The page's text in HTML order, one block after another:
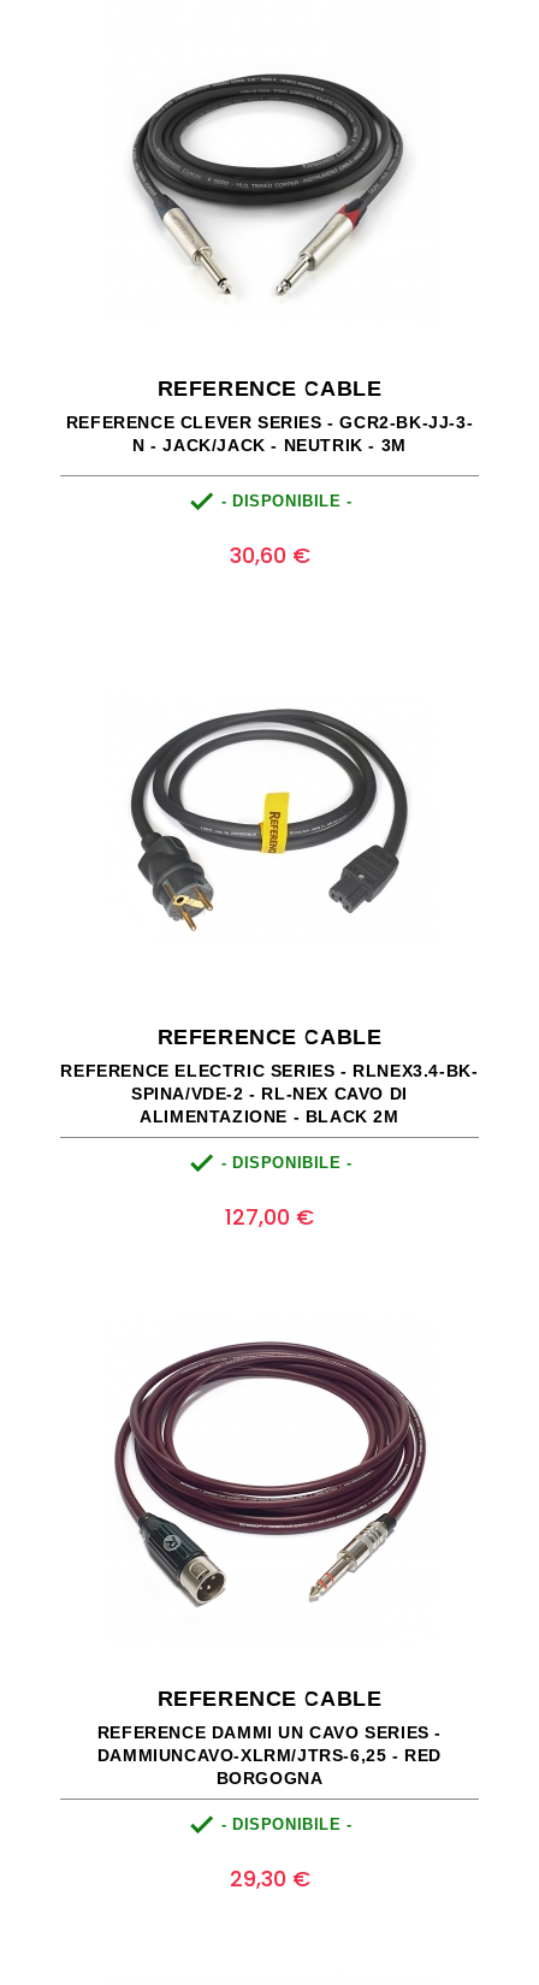
REFERENCE CABLE
REFERENCE CLEVER SERIES - GCR2-BK-JJ-3-
N - JACK/JACK - NEUTRIK - 3M
 - DISPONIBILE -
30,60 €
REFERENCE CABLE
REFERENCE ELECTRIC SERIES - RLNEX3.4-BK-
SPINA/VDE-2 - RL-NEX CAVO DI
ALIMENTAZIONE - BLACK 2M
 - DISPONIBILE -
127,00 €
REFERENCE CABLE
REFERENCE DAMMI UN CAVO SERIES -
DAMMIUNCAVO-XLRM/JTRS-6,25 - RED
BORGOGNA
 - DISPONIBILE -
29,30 €